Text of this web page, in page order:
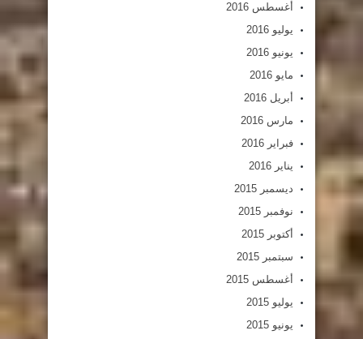
أغسطس 2016
يوليو 2016
يونيو 2016
مايو 2016
أبريل 2016
مارس 2016
فبراير 2016
يناير 2016
ديسمبر 2015
نوفمبر 2015
أكتوبر 2015
سبتمبر 2015
أغسطس 2015
يوليو 2015
يونيو 2015